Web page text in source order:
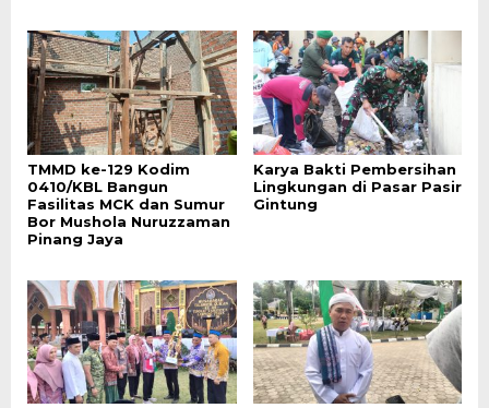
TMMD ke-129 Kodim
0410/KBL Bangun
Fasilitas MCK dan Sumur
Bor Mushola Nuruzzaman
Pinang Jaya
Karya Bakti Pembersihan
Lingkungan di Pasar Pasir
Gintung